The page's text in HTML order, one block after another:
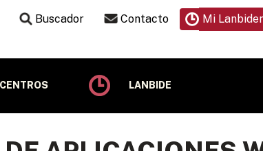
Buscador Contacto Mi
CENTROS LANBIDE